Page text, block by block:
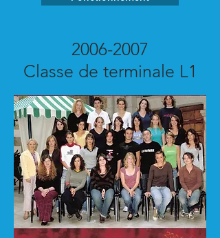
2006-2007
Classe de terminale L1